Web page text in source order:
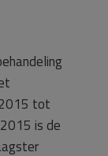
tot
is de